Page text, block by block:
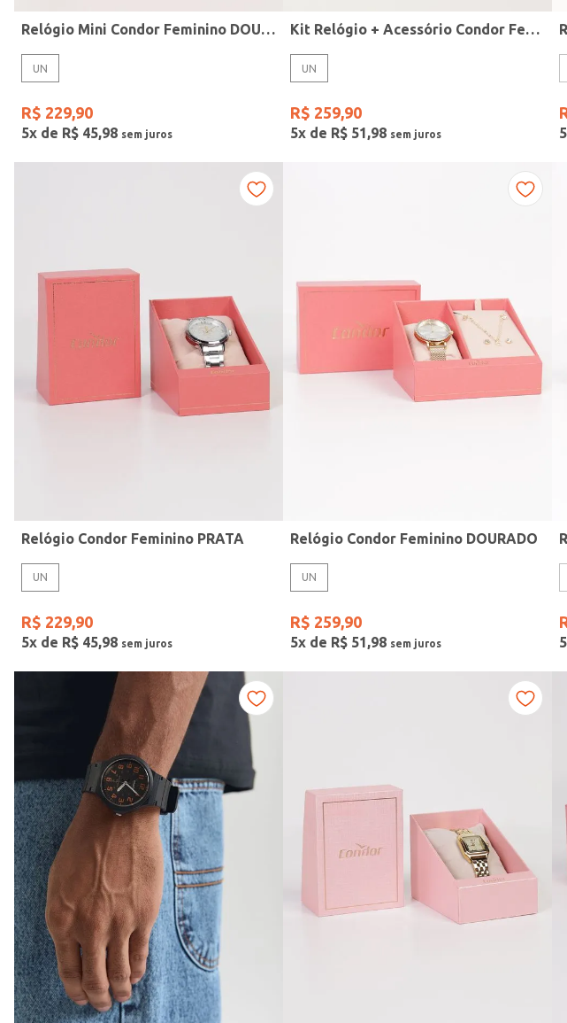
Modelo de Pulseira
Relógio Mini Condor Feminino DOURADO
UN
R$ 229,90
5x de R$ 45,98
Kit Relógio + Acessório Condor Feminino DOURADO
UN
R$ 259,90
5x de R$ 51 ,98 5
Relógio Condor Feminino PRATA
UN
R$ 229,90
5x de R$ 45,98
Relógio Condor Feminino DOURADO
UN
R$ 259,90
5x de R$ 51,98 5